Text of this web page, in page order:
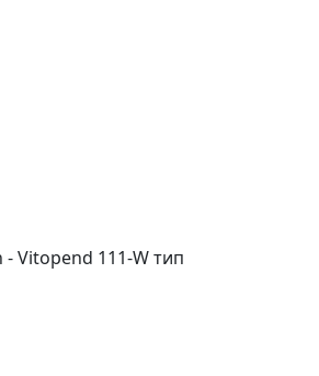
Vitopend 111-W тип